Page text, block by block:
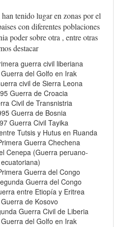
tenido lugar en zonas por el
con diferentes poblaciones
poder sobre otra , entre otras
destacar
guerra civil liberiana
del Golfo en Irak
civil de Sierra Leona
Guerra de Croacia
Civil de Transnistria
Guerra de Bosnia
Guerra Civil Tayika
Tutsis y Hutus en Ruanda
Guerra Chechena
Cenepa (Guerra peruano-
ecuatoriana)
Guerra del Congo
Guerra del Congo
entre Etiopía y Eritrea
de Kosovo
Guerra Civil de Liberia
del Golfo en Irak